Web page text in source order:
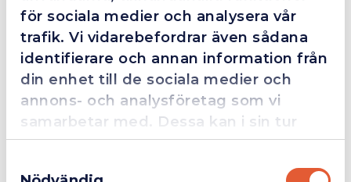
för sociala medier och analysera vår
trafik. Vi vidarebefordrar även sådana
identifierare och annan information från
din enhet till de sociala medier och
annons- och analysföretag som vi
samarbetar med. Dessa kan i sin tur
kombinera informationen med annan
information som du har tillhandahållit
10 Reviews
Beskrivning